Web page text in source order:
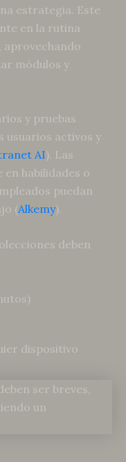
estrategia. Este
en la rutina
módulos y
y pruebas
usuarios activos y
AI). Las
habilidades o
puedan
(Alkemy).
deben
dispositivo